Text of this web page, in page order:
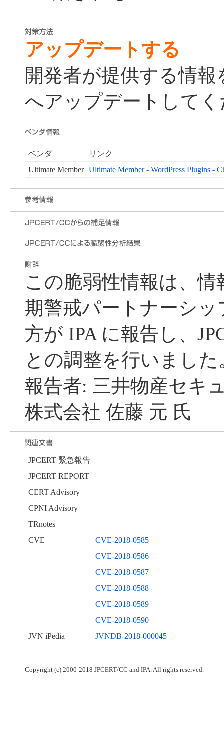
アップデートする
開発者が提供する情
へアップデートして
ベンダ
リンク
Ultimate Member
Ultimate Member - WordPress Plugins -
この脆弱性情報は、
期警戒パートナーシ
方が IPA に報告し、
との調整を行いました
報告者: 三井物産セキ
株式会社 佐藤 元 氏
JPCERT 緊急報告
JPCERT REPORT
CERT Advisory
CPNI Advisory
TRnotes
CVE
CVE-2018-0585
CVE-2018-0586
CVE-2018-0587
CVE-2018-0588
CVE-2018-0589
CVE-2018-0590
JVN iPedia
JVNDB-2018-000045
Copyright (c) 2000-2018 JPCERT/CC and IPA. All rights reserved.